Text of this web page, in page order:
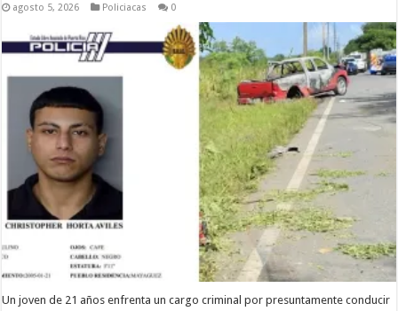
agosto 5, 2026 Policiacas 0
Un joven de 21 años enfrenta un cargo criminal por presuntamente conducir